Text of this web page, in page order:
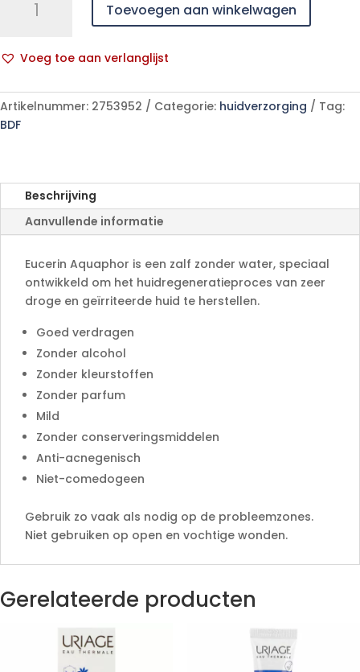
Aquaphor
Toevoegen aan winkelwagen
Voeg toe aan verlanglijst
l
t
e
a
t
Artikelnummer: 2753952 Categorie: huidverzorging
Tag:
BDF
Beschrijving
Aanvullende informatie
Eucerin Aquaphor is een zalf zonder water, speciaal
ontwikkeld om het huidregeneratieproces van zeer
droge en geïrriteerde huid te herstellen.
Goed verdragen
Zonder alcohol
Zonder kleurstoffen
Zonder parfum
Mild
Zonder conserveringsmiddelen
Anti-acnegenisch
Niet-comedogeen
Gebruik zo vaak als nodig op de probleemzones.
Niet gebruiken op open en vochtige wonden.
Gerelateerde producten